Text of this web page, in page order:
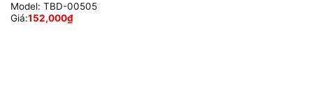
Model: TBD-00505
Giá:152,000₫